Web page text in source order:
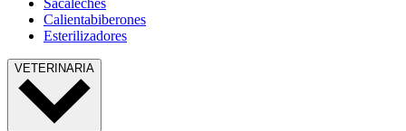
Calientabiberones
Esterilizadores
VETERINARIA